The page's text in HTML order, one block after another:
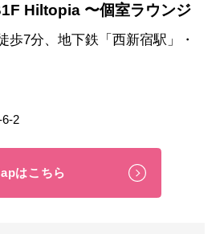
Hiltopia 〜個室ラウンジ
歩7分、地下鉄「西新宿駅」・
2
はこちら